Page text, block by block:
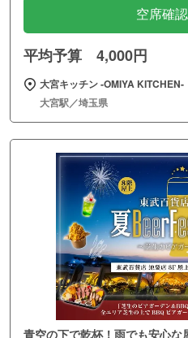
空席確
平均予算 4,000円
大宮キッチン ‐OMIYA KITCHEN‐
大宮駅／埼玉県
青空の下で乾杯！雨でも安心